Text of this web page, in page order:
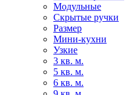
Модульные
Скрытые ручки
Размер
Мини-кухни
Узкие
3 кв. м.
5 кв. м.
6 кв. м.